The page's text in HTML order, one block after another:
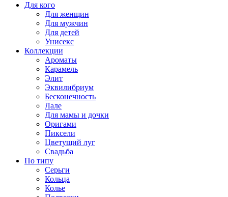
Для кого
Для женщин
Для мужчин
Для детей
Унисекс
Коллекции
Ароматы
Карамель
Элит
Эквилибриум
Бесконечность
Лале
Для мамы и дочки
Оригами
Пиксели
Цветущий луг
Свадьба
По типу
Серьги
Кольца
Колье